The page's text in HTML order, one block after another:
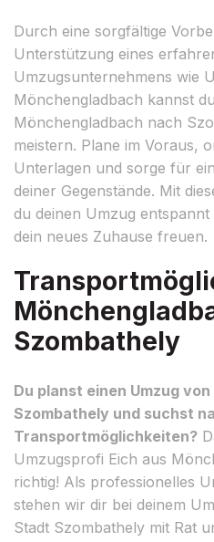
Durch eine sorgfältige
Unterstützung eines
Umzugsunternehmens wie
Mönchengladbach kannst
Mönchengladbach nach
meistern. Plane im Voraus,
Unterlagen und sorge für
deiner Gegenstände. Mit
du deinen Umzug
dein neues Zuhause freuen.
Szombathely
Du planst einen Umzug
Szombathely und suchst
Transportmöglichkeiten?
Umzugsprofi Eich aus
richtig! Als professionelles
stehen wir dir bei deinem
Stadt Szombathely mit Rat